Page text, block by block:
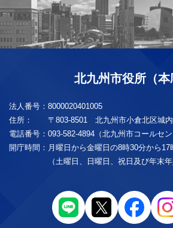
北九州市役所（本
法人番号： 8000020401005
住所：
〒803-8501 北九州市小倉北区城
電話番号： 093-582-4894（北九州市コールセン
開庁時間： 月曜日から金曜日の8時30分から17
（土曜日、日曜日、祝日及び年末年